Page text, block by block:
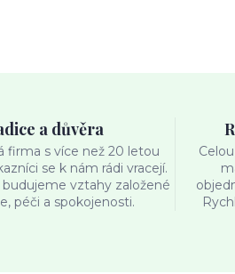
a důvěra
firma s více než 20 letou
se k nám rádi vracejí.
budujeme vztahy založené
péči a spokojenosti.